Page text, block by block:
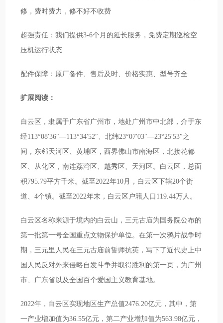
修，费时费力，修不好不收费
超强责任：我们提供3-6个月的延长服务，免费定期巡检空
压机运行状态
配件保障：原厂备件、售后及时、价格实惠、型号齐全
扩展阅读：
白云区，隶属于广东省广州市，地处广州市中北部，介于东
经113°08′36″—113°34′52″、北纬23°07′03″—23°25′53″之
间，东邻天河区、黄埔区，西界佛山市南海区，北接花都
区、从化区，南连荔湾区、越秀区、天河区。白云区，总面
积795.79平方千米。截至2022年10月，白云区下辖20个街
道、4个镇。截至2022年末，白云区户籍人口119.44万人。
白云区名称来源于境内的白云山，三元古庙为国务院公布的
第一批第一号全国重点文物保护单位。在第一次鸦片战争时
期，三元里人民在三元古庙前誓师抗英，写下了近代史上中
国人民反对外来侵略自发斗争并取得胜利的第一页，为广州
市、广东省以及全国百个爱国主义教育基地。
2022年，白云区实现地区生产总值2476.20亿元，其中，第
一产业增加值为36.55亿元，第二产业增加值为563.98亿元，